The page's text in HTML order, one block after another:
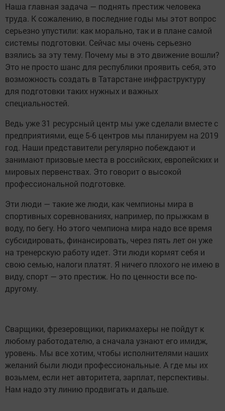
Наша главная задача — поднять престиж человека
труда. К сожалению, в последние годы мы этот вопрос
серьезно упустили: как морально, так и в плане самой
системы подготовки. Сейчас мы очень серьезно
взялись за эту тему. Почему мы в это движение вошли?
Это не просто шанс для республики проявить себя, это
возможность создать в Татарстане инфраструктуру
для подготовки таких нужных и важных
специальностей.
Ведь уже 31 ресурсный центр мы уже сделали вместе с
предприятиями, еще 5-6 центров мы планируем на 2019
год. Наши представители регулярно побеждают и
занимают призовые места в российских, европейских и
мировых первенствах. Это говорит о высокой
профессиональной подготовке.
Эти люди — такие же люди, как чемпионы мира в
спортивных соревнованиях, например, по прыжкам в
воду, по бегу. Но этого чемпиона мира надо все время
субсидировать, финансировать, через пять лет он уже
на тренерскую работу идет. Эти люди кормят себя и
свою семью, налоги платят. Я ничего плохого не имею в
виду, спорт — это престиж. Но по ценности все по-
другому.
Сварщики, фрезеровщики, парикмахеры не пойдут к
любому работодателю, а сначала узнают его имидж,
уровень. Мы все хотим, чтобы исполнителями наших
желаний были люди профессиональные. А где мы их
возьмем, если нет авторитета, зарплат, перспективы.
Нам надо эту линию продвигать и дальше.